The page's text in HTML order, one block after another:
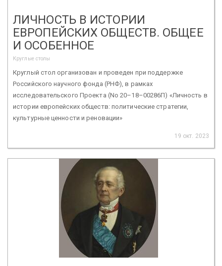
ЛИЧНОСТЬ В ИСТОРИИ
ЕВРОПЕЙСКИХ ОБЩЕСТВ. ОБЩЕЕ
И ОСОБЕННОЕ
Круглые столы
Круглый стол организован и проведен при поддержке
Российского научного фонда (РНФ), в рамках
исследовательского Проекта (No 20–18–00286П) «Личность в
истории европейских обществ: политические стратегии,
культурные ценности и реновации»
19 окт. 2023